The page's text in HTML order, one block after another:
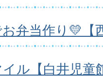
弁当作り💛【
ル【白井児童